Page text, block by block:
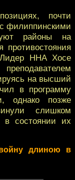
почти
филиппинскими
районы на
Лидер ННА Хосе
на высший
в программу
однако позже
слишком
в состоянии их
длиною в